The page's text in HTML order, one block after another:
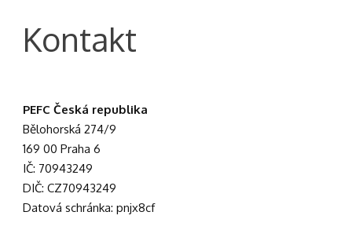
Kontakt
PEFC Česká republika
Bělohorská 274/9
169 00 Praha 6
IČ: 70943249
DIČ: CZ70943249
Datová schránka: pnjx8cf